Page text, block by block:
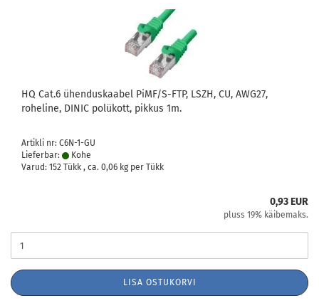
HQ Cat.6 ühenduskaabel PiMF/S-FTP, LSZH, CU, AWG27,
roheline, DINIC polükott, pikkus 1m.
Artikli nr: C6N-1-GU
Lieferbar:
Kohe
Varud: 152 Tükk , ca. 0,06 kg per Tükk
0,93 EUR
pluss 19% käibemaks.
LISA OSTUKORVI